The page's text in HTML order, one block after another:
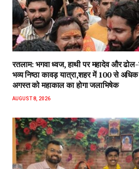
रतलाम: भगवा ध्वज, हाथी पर महादेव और
भव्य निष्ठा कावड़ यात्रा,शहर में 100 से
अगस्त को महाकाल का होगा जलाभिषेक
AUGUST 8, 2026